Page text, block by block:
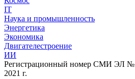
IT
Наука и промышленность
Энергетика
Экономика
Двигателестроение
ИИ
Регистрационный номер СМИ ЭЛ №
2021 г.